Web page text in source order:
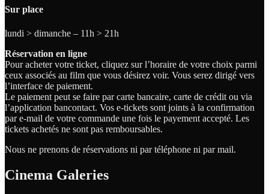
Sur place
lundi > dimanche – 11h > 21h
Réservation en ligne
Pour acheter votre ticket, cliquez sur l’horaire de votre choix parmi
ceux associés au film que vous désirez voir. Vous serez dirigé vers
l’interface de paiement.
Le paiement peut se faire par carte bancaire, carte de crédit ou via
l’application bancontact. Vos e-tickets sont joints à la confirmation
par e-mail de votre commande une fois le payement accepté. Les
tickets achetés ne sont pas remboursables.
Nous ne prenons de réservations ni par téléphone ni par mail.
Cinema Galeries